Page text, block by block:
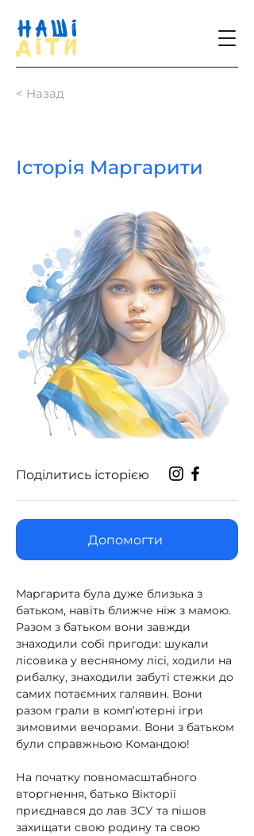
< Назад
Історія Маргарити
Поділитись історією
Допомогти
Маргарита була дуже близька з
батьком, навіть ближче ніж з мамою.
Разом з батьком вони завжди
знаходили собі пригоди: шукали
лісовика у весняному лісі, ходили на
рибалку, знаходили забуті стежки до
самих потаємних галявин. Вони
разом грали в комп’ютерні ігри
зимовими вечорами. Вони з батьком
були справжньою Командою!
На початку повномасштабного
вторгнення, батько Вікторії
приєднався до лав ЗСУ та пішов
захищати свою родину та свою